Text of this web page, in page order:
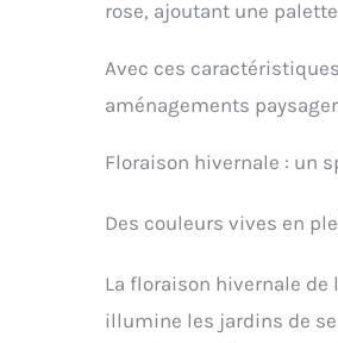
rose, ajoutant une
Avec ces
aménagements
Floraison hivernale : un
Des couleurs vives en
La floraison hivernale
illumine les jardins de